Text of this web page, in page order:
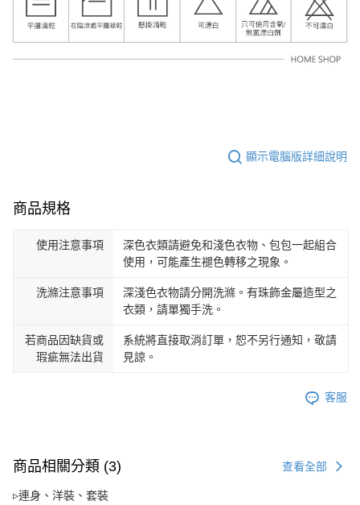
顯示電腦版詳細說明
商品規格
使用注意事項
深色衣類請避免和淺色衣物、包包一起組合
使用，可能產生褪色轉移之現象。
洗滌注意事項
深淺色衣物請分開洗滌。有珠飾金屬造型之
衣類，請單獨手洗。
若商品因缺貨或
瑕疵無法出貨
系統將直接取消訂單，恕不另行通知，敬請
見諒。
客服
商品相關分類 (3) 查看全部
▹連身、洋裝、套裝